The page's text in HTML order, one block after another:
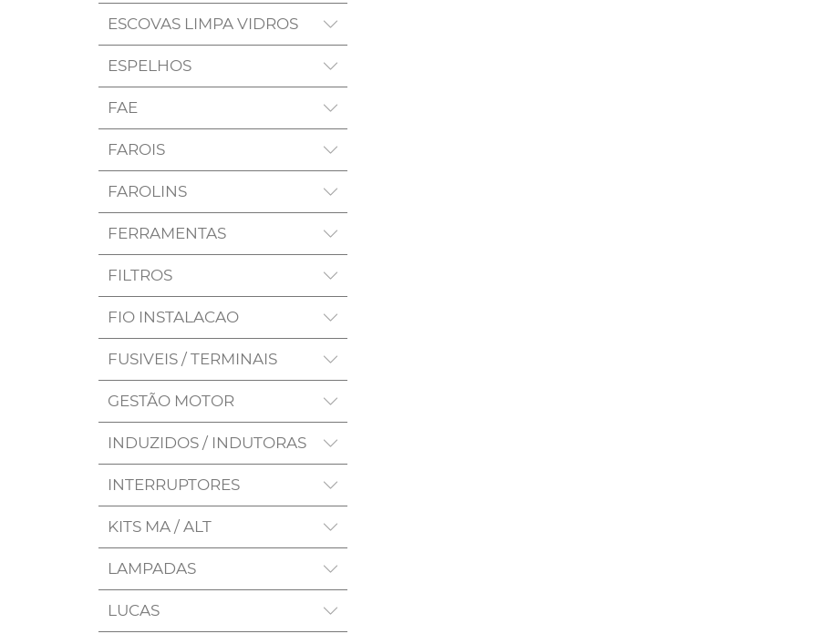
ESCOVAS LIMPA VIDROS
ESPELHOS
FAE
FAROIS
FAROLINS
FERRAMENTAS
FILTROS
FIO INSTALACAO
FUSIVEIS / TERMINAIS
GESTÃO MOTOR
INDUZIDOS / INDUTORAS
INTERRUPTORES
KITS MA / ALT
LAMPADAS
LUCAS